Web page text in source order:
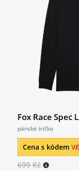
Fox Race Spec
pánské tričko
Cena s kódem
699 Kč